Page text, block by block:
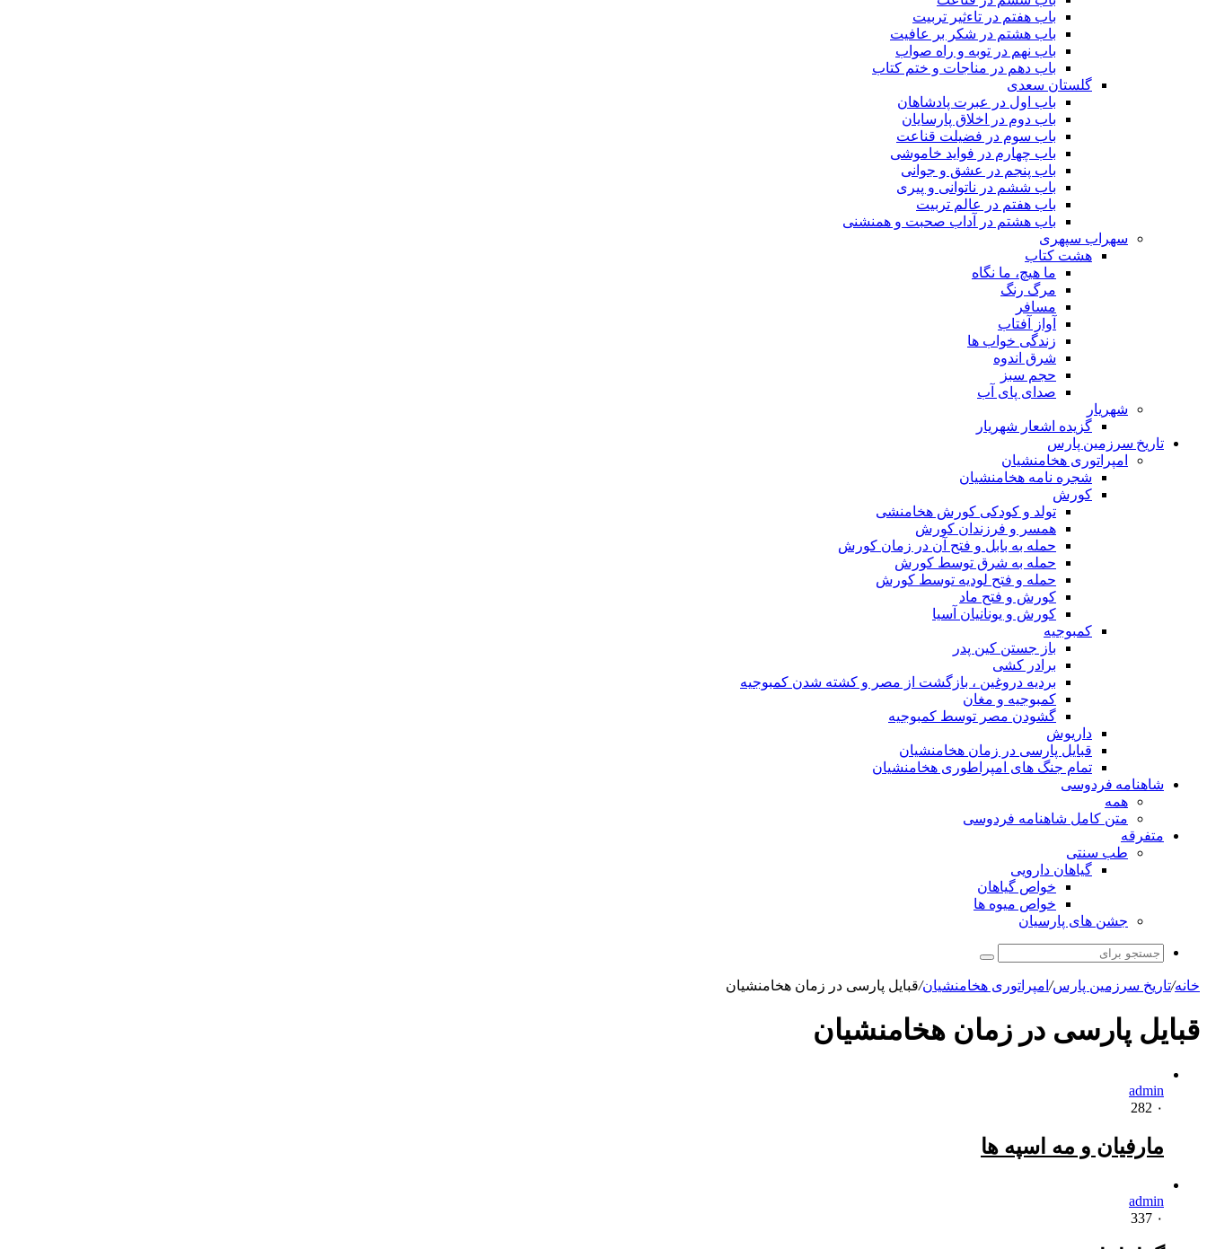
باب هفتم در تاءثیر تربیت
باب هشتم در شکر بر عافیت
باب نهم در توبه و راه صواب
باب دهم در مناجات و ختم کتاب
گلستان سعدی
باب اول در عبرت پادشاهان
باب دوم در اخلاق پارسایان
باب سوم در فضیلت قناعت
باب چهارم در فواید خاموشى
باب پنجم در عشق و جوانى
باب ششم در ناتوانى و پیرى
باب هفتم در عالم تربیت
باب هشتم در آداب صحبت و همنشنى
سهراب سپهری
هشت کتاب
ما هیچ، ما نگاه
مرگ رنگ
مسافر
آواز آفتاب
زندگی خواب ها
شرق اندوه
حجم سبز
صدای پای آب
شهریار
گزیده اشعار شهریار
تاریخ سرزمین پارس
امپراتوری هخامنشیان
شجره نامه هخامنشیان
کورش
تولد و کودکی کورش هخامنشی
همسر و فرزندان کورش
حمله به بابل و فتح آن در زمان کورش
حمله به شرق توسط کورش
حمله و فتح لودیه توسط کورش
کورش و فتح ماد
کورش و یونانیان آسیا
کمبوجیه
باز جستن کین پدر
برادر کشی
بردیه دروغین ، بازگشت از مصر و کشته شدن کمبوجیه
کمبوجیه و مغان
گشودن مصر توسط کمبوجیه
داریوش
قبایل پارسی در زمان هخامنشیان
تمام جنگ های امپراطوری هخامنشیان
شاهنامه فردوسی
همه
متن کامل شاهنامه فردوسی
متفرقه
طب سنتی
گیاهان دارویی
خواص گیاهان
خواص میوه ها
جشن های پارسیان
جستجو
برای
خانه/تاریخ سرزمین پارس/ امپراتوری هخامنشیان/قبایل پارسی در زمان هخامنشیان
قبایل پارسی در زمان هخامنشیان
admin
۰
مارفیان و مه اسپه ها
admin
۰